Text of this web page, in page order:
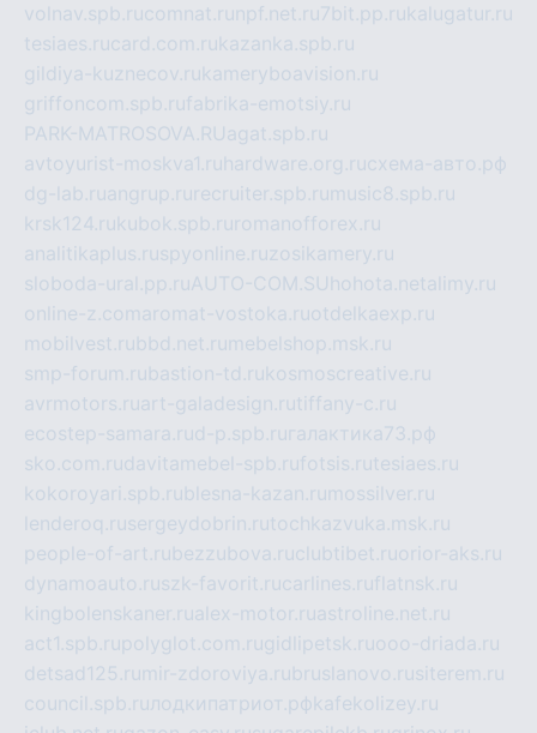
volnav.spb.rucomnat.ru npf.net.ru7bit.pp.rukalugatur.ru
tesiaes.rucard.com.rukazanka.spb.ru
gildiya-kuznecov.rukameryboavision.ru
griffoncom.spb.rufabrika-emotsiy.ru
PARK-MATROSOVA.RUagat.spb.ru
avtoyurist-moskva1.ru hardware.org.ruсхема-авто.рф
dg-lab.ruangrup.ru recruiter.spb.ru music8.spb.ru
krsk124.rukubok.spb.ru romanofforex.ru
analitikaplus.ruspyonline.ruzosikamery.ru
sloboda-ural.pp.ruAUTO-COM.SU hohota.netalimy.ru
online-z.comaromat-vostoka.ruotdelkaexp.ru
mobilvest.rubbd.net.ru mebelshop.msk.ru
smp-forum.rubastion-td.rukosmoscreative.ru
avrmotors.ruart-galadesign.rutiffany-c.ru
ecostep-samara.rud-p.spb.ru галактика73.рф
sko.com.rudavitamebel-spb.rufotsis.rutesiaes.ru
kokoroyari.spb.rublesna-kazan.ru mossilver.ru
lenderoq.rusergeydobrin.rutochkazvuka.msk.ru
people-of-art.rubezzubova.ruclubtibet.ruorior-aks.ru
dynamoauto.ruszk-favorit.rucarlines.ruflatnsk.ru
kingbolenskaner.rualex-motor.ruastroline.net.ru
act1.spb.rupolyglot.com.rugidlipetsk.ruooo-driada.ru
detsad125.ru mir-zdoroviya.rubruslanovo.rusiterem.ru
council.spb.ruлодкипатриот.рфkafekolizey.ru